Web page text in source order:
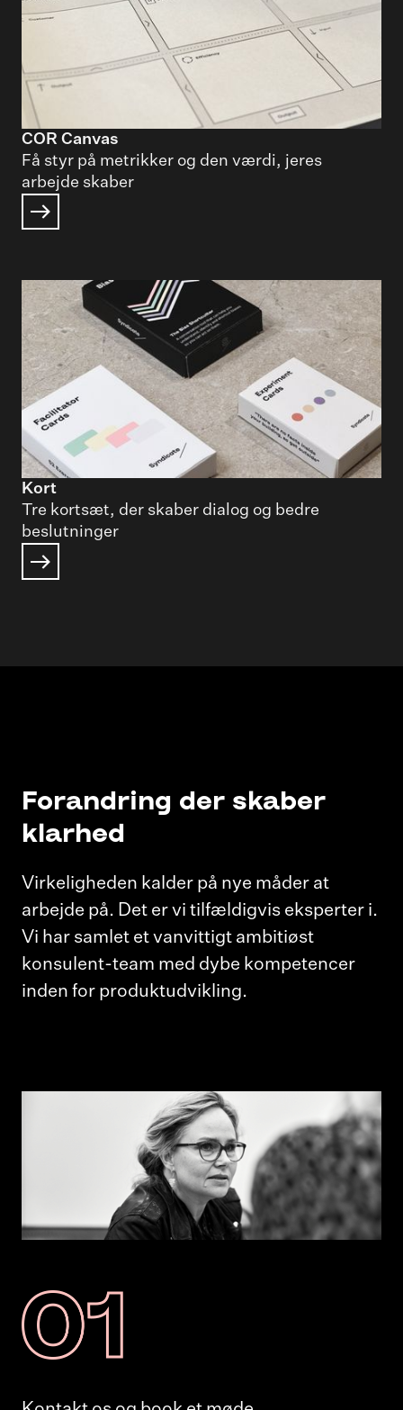
COR Canvas
Få styr på metrikker og den værdi, jeres
arbejde skaber
Kort
Tre kortsæt, der skaber dialog og bedre
beslutninger
Forandring der skaber
klarhed
Virkeligheden kalder på nye måder at
arbejde på. Det er vi tilfældigvis eksperter i.
Vi har samlet et vanvittigt ambitiøst
konsulent-team med dybe kompetencer
inden for produktudvikling.